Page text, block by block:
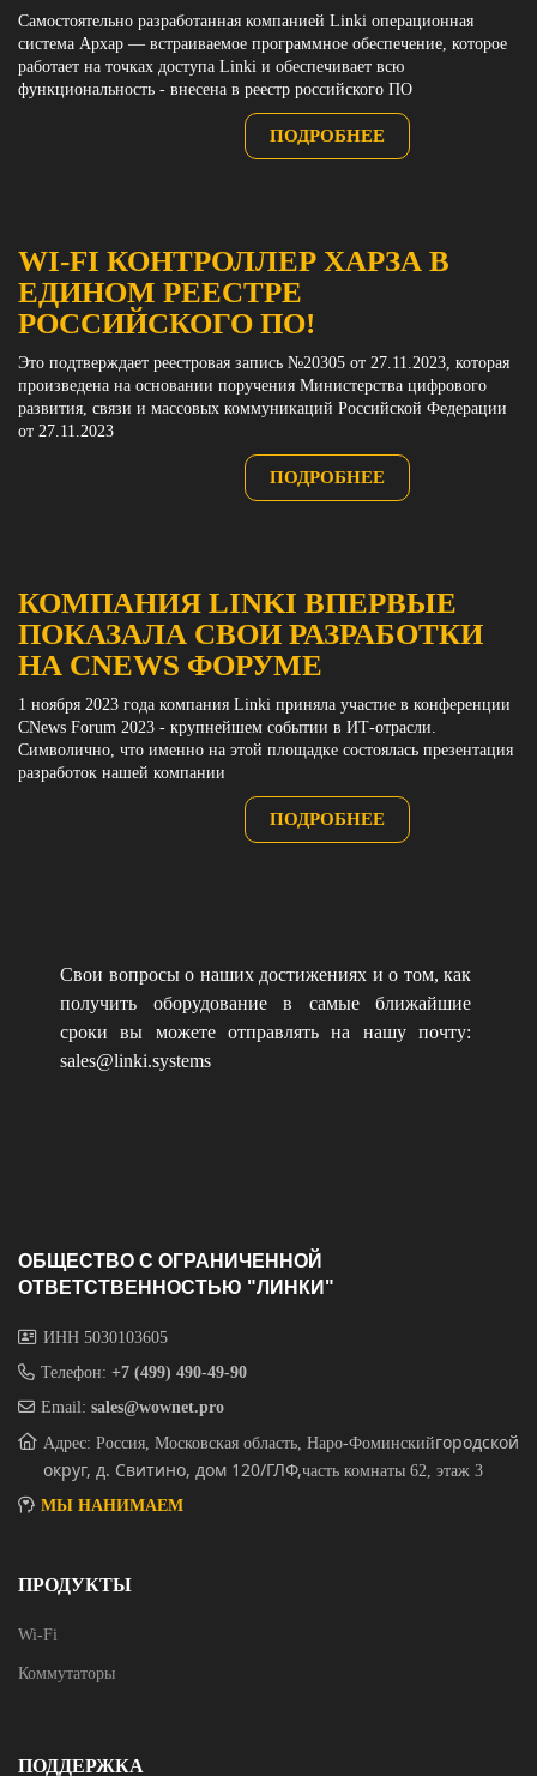
Самостоятельно разработанная компанией Linki операционная
система Архар — встраиваемое программное обеспечение, которое
работает на точках доступа Linki и обеспечивает всю
функциональность - внесена в реестр российского ПО
ПОДРОБНЕЕ
WI-FI КОНТРОЛЛЕР ХАРЗА В
ЕДИНОМ РЕЕСТРЕ
РОССИЙСКОГО ПО!
Это подтверждает реестровая запись №20305 от 27.11.2023, которая
произведена на основании поручения Министерства цифрового
развития, связи и массовых коммуникаций Российской Федерации
от 27.11.2023
ПОДРОБНЕЕ
КОМПАНИЯ LINKI ВПЕРВЫЕ
ПОКАЗАЛА СВОИ РАЗРАБОТКИ
НА CNEWS ФОРУМЕ
1 ноября 2023 года компания Linki приняла участие в конференции
CNews Forum 2023 - крупнейшем событии в ИТ-отрасли.
Символично, что именно на этой площадке состоялась презентация
разработок нашей компании
ПОДРОБНЕЕ
Свои вопросы о наших достижениях и о том, как
получить оборудование в самые ближайшие
сроки вы можете отправлять на нашу почту:
sales@linki.systems
ОБЩЕСТВО С ОГРАНИЧЕННОЙ
ОТВЕТСТВЕННОСТЬЮ "ЛИНКИ"
ИНН 5030103605
Телефон: +7 (499) 490-49-90
Email: sales@wownet.pro
Адрес: Россия, Московская область, Наро-Фоминскийгородской
округ, д. Свитино, дом 120/ГЛФ,часть комнаты 62, этаж 3
МЫ НАНИМАЕМ
ПРОДУКТЫ
Wi-Fi
Коммутаторы
ПОДДЕРЖКА